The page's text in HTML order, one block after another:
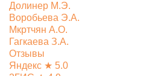
Долинер М.Э.
Воробьева Э.А.
Мкртчян А.О.
Гагкаева З.А.
Отзывы
Яндекс ★ 5.0